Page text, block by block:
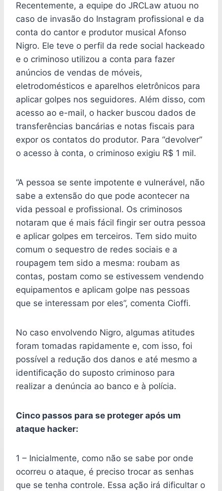
Recentemente, a equipe do JRCLaw atuou no
caso de invasão do Instagram profissional e da
conta do cantor e produtor musical Afonso
Nigro. Ele teve o perfil da rede social hackeado
e o criminoso utilizou a conta para fazer
anúncios de vendas de móveis,
eletrodomésticos e aparelhos eletrônicos para
aplicar golpes nos seguidores. Além disso, com
acesso ao e-mail, o hacker buscou dados de
transferências bancárias e notas fiscais para
expor os contatos do produtor. Para “devolver”
o acesso à conta, o criminoso exigiu R$ 1 mil.
“A pessoa se sente impotente e vulnerável, não
sabe a extensão do que pode acontecer na
vida pessoal e profissional. Os criminosos
notaram que é mais fácil fingir ser outra pessoa
e aplicar golpes em terceiros. Tem sido muito
comum o sequestro de redes sociais e a
roupagem tem sido a mesma: roubam as
contas, postam como se estivessem vendendo
equipamentos e aplicam golpe nas pessoas
que se interessam por eles”, comenta Cioffi.
No caso envolvendo Nigro, algumas atitudes
foram tomadas rapidamente e, com isso, foi
possível a redução dos danos e até mesmo a
identificação do suposto criminoso para
realizar a denúncia ao banco e à polícia.
Cinco passos para se proteger após um
ataque hacker:
1 – Inicialmente, como não se sabe por onde
ocorreu o ataque, é preciso trocar as senhas
que se tenha controle. Essa ação irá dificultar o